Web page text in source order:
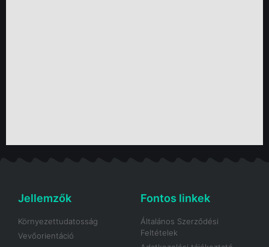
Jellemzők
Környezettudatosság
Vevőorientáció
Fontos linkek
Általános Szerződési
Feltételek